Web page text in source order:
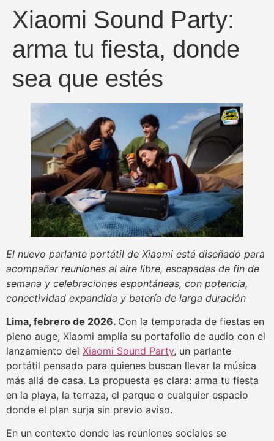
Xiaomi Sound Party:
arma tu fiesta, donde
sea que estés
El nuevo parlante portátil de Xiaomi está diseñado para
acompañar reuniones al aire libre, escapadas de fin de
semana y celebraciones espontáneas, con potencia,
conectividad expandida y batería de larga duración
Lima, febrero de 2026. Con la temporada de fiestas en
pleno auge, Xiaomi amplía su portafolio de audio con el
lanzamiento del Xiaomi Sound Party, un parlante
portátil pensado para quienes buscan llevar la música
más allá de casa. La propuesta es clara: arma tu fiesta
en la playa, la terraza, el parque o cualquier espacio
donde el plan surja sin previo aviso.
En un contexto donde las reuniones sociales se